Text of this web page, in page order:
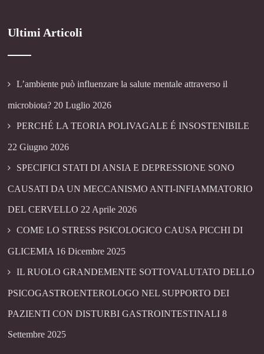
Ultimi Articoli
L’ambiente può influenzare la salute mentale attraverso il
microbiota? 20 Luglio 2026
PERCHÉ LA TEORIA POLIVAGALE É INSOSTENIBILE
22 Giugno 2026
SPECIFICI STATI DI ANSIA E DEPRESSIONE SONO
CAUSATI DA UN MECCANISMO ANTI-INFIAMMATORIO
DEL CERVELLO 22 Aprile 2026
COME LO STRESS PSICOLOGICO CAUSA PICCHI DI
GLICEMIA 16 Dicembre 2025
IL RUOLO GRANDEMENTE SOTTOVALUTATO DELLO
PSICOGASTROENTEROLOGO NEL SUPPORTO DEI
PAZIENTI CON DISTURBI GASTROINTESTINALI 8
Settembre 2025